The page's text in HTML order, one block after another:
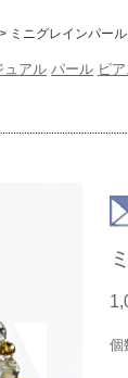
> ミニグレインパー
ュアル パール ピア
個